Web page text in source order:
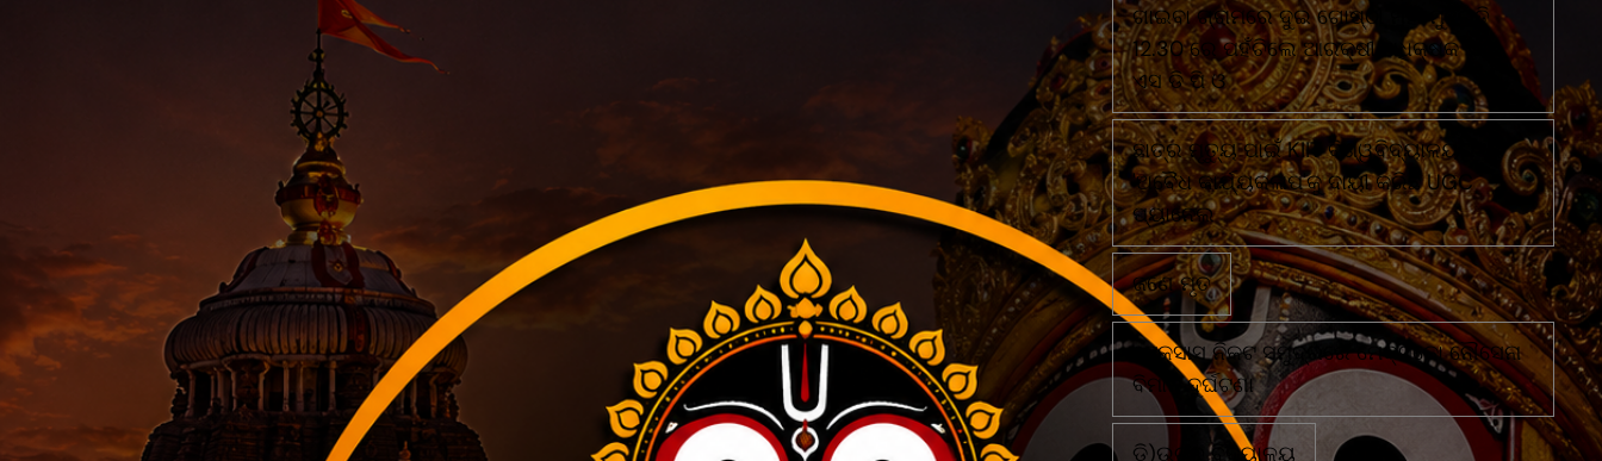
ଗାଇବା ଗ୍ରାମରେ ଦୁଇ ଗୋଷ୍ଠୀ ମୁହାଁ ମୁହିଁରାତି
12.30 ରେ ପହଁଚିଲେ ଆରକ୍ଷୀ ଅଧିକ୍ଷକ ଏବଂ
ଏସ ଡି ପି ଓ
ଛାତ୍ର ମୃତ୍ୟୁ ପାଇଁ KIIT ବିଶ୍ୱବିଦ୍ୟାଳୟର
'ଅବୈଧ କାର୍ଯ୍ୟକଳାପ'କୁ ଦାୟୀ କରିଛି UGC
ପ୍ୟାନେଲ
ଜଣେ ମୃତ
ଟେକ୍ସାସ ନିକଟ ସମୁଦ୍ରରେ ମେକ୍ସିକୋ ନୌସେନା
ବିମାନ ଦୁର୍ଘଟଣା
ଡି)ଉଚ୍ଚ ବିଦ୍ୟାଳୟ